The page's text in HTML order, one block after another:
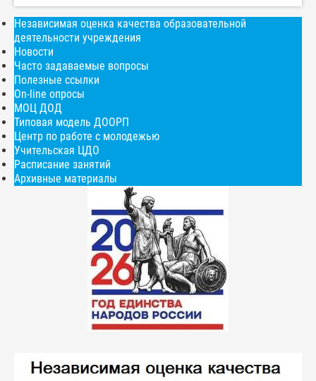
Независимая оценка качества образовательной
деятельности учреждения
Новости
Часто задаваемые вопросы
Полезные ссылки
On-line опросы
МОЦ ДОД
Типовая модель ДООРП
Центр по работе с молодежью
Учительская ЦДО
Расписание занятий
Архивные материалы